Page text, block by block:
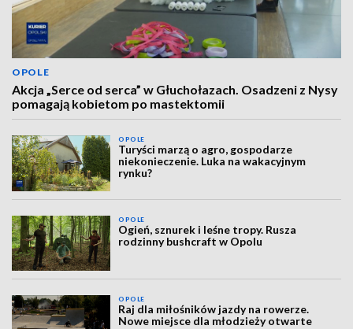
OPOLE
Akcja „Serce od serca” w Głuchołazach. Osadzeni z Nysy
pomagają kobietom po mastektomii
OPOLE
Turyści marzą o agro, gospodarze
niekonieczenie. Luka na wakacyjnym
rynku?
OPOLE
Ogień, sznurek i leśne tropy. Rusza
rodzinny bushcraft w Opolu
OPOLE
Raj dla miłośników jazdy na rowerze.
Nowe miejsce dla młodzieży otwarte